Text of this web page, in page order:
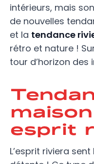
intérieurs, mais
de nouvelles
et la tendance
rétro et nature !
tour d’horizon des
esprit
L’esprit riviera